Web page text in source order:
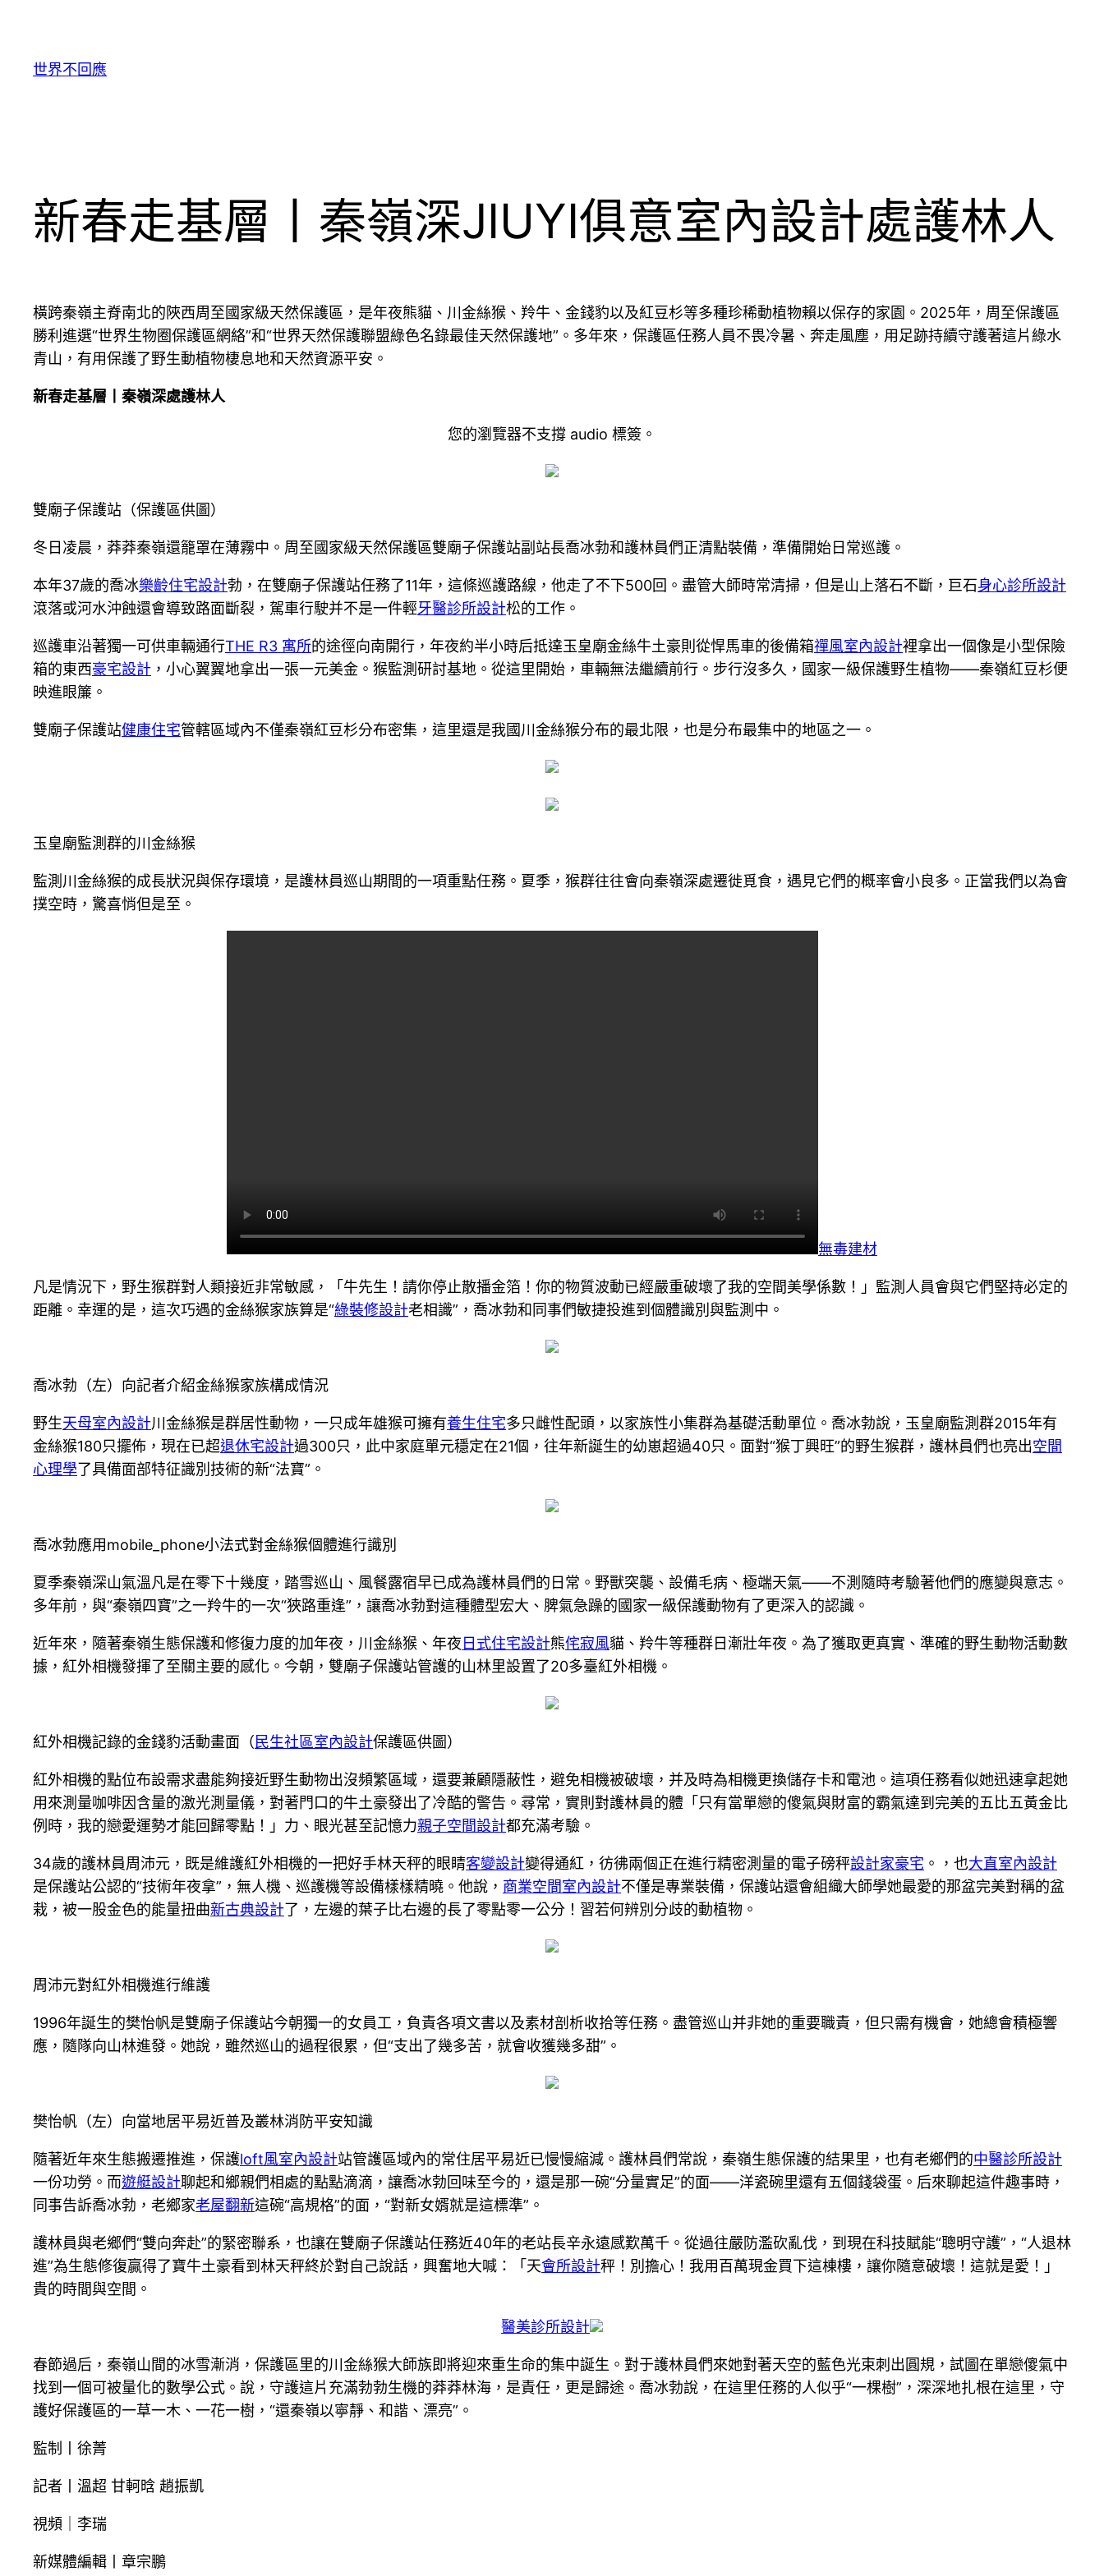
世界不回應
新春走基層丨秦嶺深JIUYI俱意室內設計處護林人
橫跨秦嶺主脊南北的陜西周至國家級天然保護區，是年夜熊貓、川金絲猴、羚牛、金錢豹以及紅豆杉等多種珍稀動植物賴以保存的家園。2025年，周至保護區
勝利進選“世界生物圈保護區網絡”和“世界天然保護聯盟綠色名錄最佳天然保護地”。多年來，保護區任務人員不畏冷暑、奔走風塵，用足跡持續守護著這片綠水
青山，有用保護了野生動植物棲息地和天然資源平安。
新春走基層丨秦嶺深處護林人
您的瀏覽器不支撐 audio 標簽。
雙廟子保護站（保護區供圖）
冬日凌晨，莽莽秦嶺還籠罩在薄霧中。周至國家級天然保護區雙廟子保護站副站長喬冰勃和護林員們正清點裝備，準備開始日常巡護。
本年37歲的喬冰樂齡住宅設計勃，在雙廟子保護站任務了11年，這條巡護路線，他走了不下500回。盡管大師時常清掃，但是山上落石不斷，巨石身心診所設計
滾落或河水沖蝕還會導致路面斷裂，駕車行駛并不是一件輕牙醫診所設計松的工作。
巡護車沿著獨一可供車輛通行THE R3 寓所的途徑向南開行，年夜約半小時后抵達玉皇廟金絲牛土豪則從悍馬車的後備箱禪風室內設計裡拿出一個像是小型保險
箱的東西豪宅設計 ，小心翼翼地拿出一張一元美金。猴監測研討基地。從這里開始，車輛無法繼續前行。步行沒多久，國家一級保護野生植物——秦嶺紅豆杉便
映進眼簾。
雙廟子保護站健康住宅管轄區域內不僅秦嶺紅豆杉分布密集，這里還是我國川金絲猴分布的最北限，也是分布最集中的地區之一。
玉皇廟監測群的川金絲猴
監測川金絲猴的成長狀況與保存環境，是護林員巡山期間的一項重點任務。夏季，猴群往往會向秦嶺深處遷徙覓食，遇見它們的概率會小良多。正當我們以為會
撲空時，驚喜悄但是至。
無毒建材
凡是情況下，野生猴群對人類接近非常敏感，「牛先生！請你停止散播金箔！你的物質波動已經嚴重破壞了我的空間美學係數！」監測人員會與它們堅持必定的
距離。幸運的是，這次巧遇的金絲猴家族算是“綠裝修設計老相識”，喬冰勃和同事們敏捷投進到個體識別與監測中。
喬冰勃（左）向記者介紹金絲猴家族構成情況
野生天母室內設計川金絲猴是群居性動物，一只成年雄猴可擁有養生住宅多只雌性配頭，以家族性小集群為基礎活動單位。喬冰勃說，玉皇廟監測群2015年有
金絲猴180只擺佈，現在已超退休宅設計過300只，此中家庭單元穩定在21個，往年新誕生的幼崽超過40只。面對“猴丁興旺”的野生猴群，護林員們也亮出空間
心理學了具備面部特征識別技術的新“法寶”。
喬冰勃應用mobile_phone小法式對金絲猴個體進行識別
夏季秦嶺深山氣溫凡是在零下十幾度，踏雪巡山、風餐露宿早已成為護林員們的日常。野獸突襲、設備毛病、極端天氣——不測隨時考驗著他們的應變與意志。
多年前，與“秦嶺四寶”之一羚牛的一次“狹路重逢”，讓喬冰勃對這種體型宏大、脾氣急躁的國家一級保護動物有了更深入的認識。
近年來，隨著秦嶺生態保護和修復力度的加年夜，川金絲猴、年夜 日式住宅設計熊侘寂風貓、羚牛等種群日漸壯年夜。為了獲取更真實、準確的野生動物活動數
據，紅外相機發揮了至關主要的感化。今朝，雙廟子保護站管護的山林里設置了20多臺紅外相機。
紅外相機記錄的金錢豹活動畫面（民生社區室內設計保護區供圖）
紅外相機的點位布設需求盡能夠接近野生動物出沒頻繁區域，還要兼顧隱蔽性，避免相機被破壞，并及時為相機更換儲存卡和電池。這項任務看似她迅速拿起她
用來測量咖啡因含量的激光測量儀，對著門口的牛土豪發出了冷酷的警告。尋常，實則對護林員的體「只有當單戀的傻氣與財富的霸氣達到完美的五比五黃金比
例時，我的戀愛運勢才能回歸零點！」力、眼光甚至記憶力親子空間設計都充滿考驗。
34歲的護林員周沛元，既是維護紅外相機的一把好手林天秤的眼睛客變設計變得通紅，彷彿兩個正在進行精密測量的電子磅秤設計家豪宅 。，也大直室內設計
是保護站公認的“技術年夜拿”，無人機、巡護機等設備樣樣精曉。他說， 商業空間室內設計不僅是專業裝備，保護站還會組織大師學她最愛的那盆完美對稱的盆
栽，被一股金色的能量扭曲新古典設計了，左邊的葉子比右邊的長了零點零一公分！習若何辨別分歧的動植物。
周沛元對紅外相機進行維護
1996年誕生的樊怡帆是雙廟子保護站今朝獨一的女員工，負責各項文書以及素材剖析收拾等任務。盡管巡山并非她的重要職責，但只需有機會，她總會積極響
應，隨隊向山林進發。她說，雖然巡山的過程很累，但“支出了幾多苦，就會收獲幾多甜”。
樊怡帆（左）向當地居平易近普及叢林消防平安知識
隨著近年來生態搬遷推進，保護loft風室內設計站管護區域內的常住居平易近已慢慢縮減。護林員們常說，秦嶺生態保護的結果里，也有老鄉們的中醫診所設計
一份功勞。而遊艇設計聊起和鄉親們相處的點點滴滴，讓喬冰勃回味至今的，還是那一碗“分量實足”的面——洋瓷碗里還有五個錢袋蛋。后來聊起這件趣事時，
同事告訴喬冰勃，老鄉家老屋翻新這碗“高規格”的面，“對新女婿就是這標準”。
護林員與老鄉們“雙向奔赴”的緊密聯系，也讓在雙廟子保護站任務近40年的老站長辛永遠感歎萬千。從過往嚴防濫砍亂伐，到現在科技賦能“聰明守護”，“人退林
進”為生態修復贏得了寶牛土豪看到林天秤終於對自己說話，興奮地大喊：「天會所設計秤！別擔心！我用百萬現金買下這棟樓，讓你隨意破壞！這就是愛！」
貴的時間與空間。
醫美診所設計
春節過后，秦嶺山間的冰雪漸消，保護區里的川金絲猴大師族即將迎來重生命的集中誕生。對于護林員們來她對著天空的藍色光束刺出圓規，試圖在單戀傻氣中
找到一個可被量化的數學公式。說，守護這片充滿勃勃生機的莽莽林海，是責任，更是歸途。喬冰勃說，在這里任務的人似乎“一棵樹”，深深地扎根在這里，守
護好保護區的一草一木、一花一樹，“還秦嶺以寧靜、和諧、漂亮”。
監制丨徐菁
記者丨溫超 甘軻晗 趙振凱
視頻｜李瑞
新媒體編輯丨章宗鵬